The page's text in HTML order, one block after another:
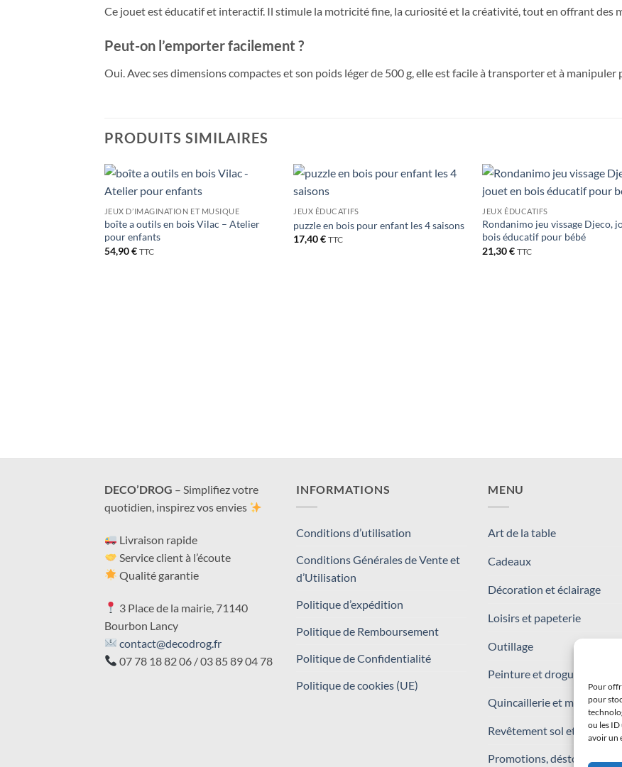
Pour
pour
ou les
avoir un
Ce jouet est éducatif et interactif. Il stimule la motricité fine, la curiosité et la créativité, tout en offrant des
Peut-on l’emporter facilement ?
Oui. Avec ses dimensions compactes et son poids léger de 500 g, elle est facile à transporter et à manipuler
PRODUITS SIMILAIRES
à la liste
de
JEUX D’IMAGINATION ET MUSIQUE
boîte a outils en bois Vilac – Atelier
pour enfants
54,90€ TTC
de
JEUX ÉDUCATIFS
puzzle en bois pour enfant les 4 saisons
17,40€ TTC
JEUX ÉDUCATIFS
Rondanimo jeu vissage Djeco,
bois éducatif pour bébé
21,30€ TTC
DECO’DROG – Simplifiez votre
quotidien, inspirez vos envies
Livraison rapide
Service client à l’écoute
Qualité garantie
3 Place de la mairie, 71140
Bourbon Lancy
contact@decodrog.fr
07 78 18 82 06 / 03 85 89 04 78
INFORMATIONS
Conditions d’utilisation
Conditions Générales de Vente et
d’Utilisation
Politique d’expédition
Politique de Remboursement
Politique de Confidentialité
Politique de cookies (UE)
MENU
Art de la table
Cadeaux
Décoration et éclairage
Loisirs et papeterie
Outillage
Peinture et droguerie
Quincaillerie et matériaux
Revêtement sol et mur
Promotions, déstockages